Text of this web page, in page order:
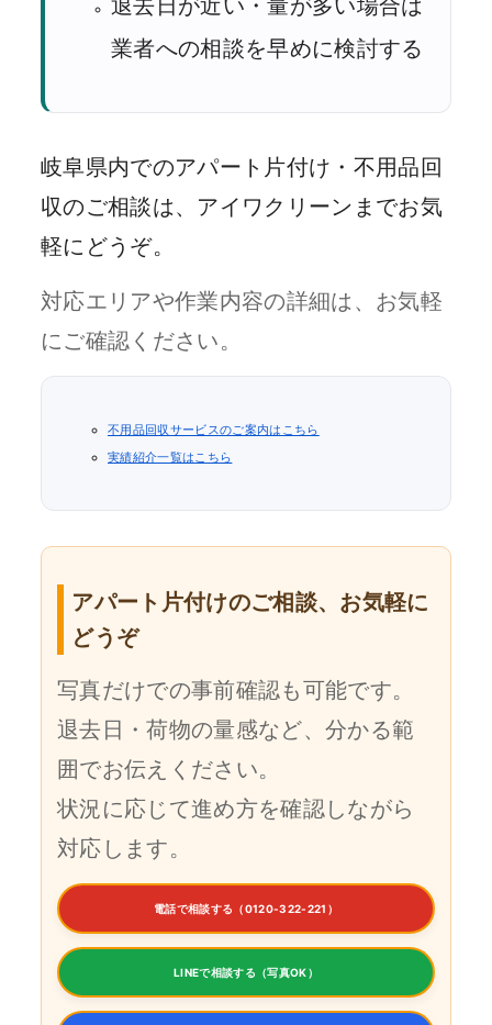
退去日が近い・量が多い場合は
業者への相談を早めに検討する
岐阜県内でのアパート片付け・不用品回
収のご相談は、アイワクリーンまでお気
軽にどうぞ。
対応エリアや作業内容の詳細は、お気軽
にご確認ください。
不用品回収サービスのご案内はこちら
実績紹介一覧はこちら
アパート片付けのご相談、お気軽に
どうぞ
写真だけでの事前確認も可能です。
退去日・荷物の量感など、分かる範
囲でお伝えください。
状況に応じて進め方を確認しながら
対応します。
電話で相談する（0120-322-221）
LINEで相談する（写真OK）